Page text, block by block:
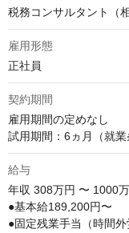
税務コンサルタント（相
雇用形態
正社員
契約期間
雇用期間の定めなし
試用期間：6ヵ月（就業
給与
年収 308万円 〜 1000
●基本給189,200円〜
●固定残業手当（時間